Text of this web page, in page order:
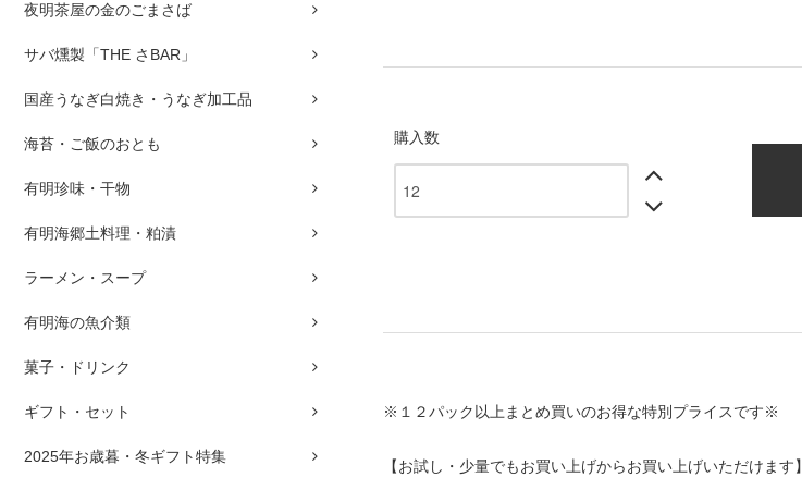
夜明茶屋の金のごまさば
サバ燻製「THE さBAR」
国産うなぎ白焼き・うなぎ加工品
海苔・ご飯のおとも
有明珍味・干物
有明海郷土料理・粕漬
ラーメン・スープ
有明海の魚介類
菓子・ドリンク
ギフト・セット
2025年お歳暮・冬ギフト特集
購入数
※１２パック以上まとめ買いのお得な特別プライスです※
【お試し・少量でもお買い上げからお買い上げいただけます】